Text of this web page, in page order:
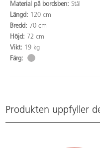
Material på bordsben: Stål
Längd: 120 cm
Bredd: 70 cm
Höjd: 72 cm
Vikt: 19 kg
Färg:
Produkten uppfyller